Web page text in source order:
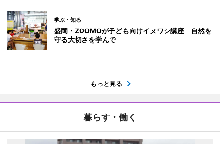
学ぶ・知る
盛岡・ZOOMOが子ども向けイヌワシ講座 自然を
守る大切さを学んで
もっと見る
暮らす・働く